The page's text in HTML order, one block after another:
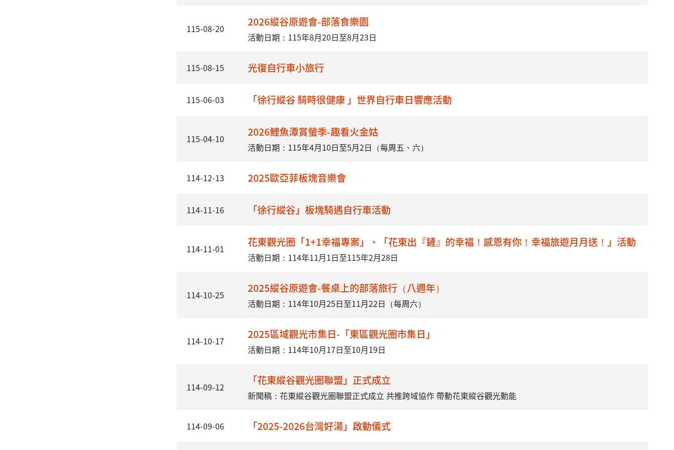
115-08-20 2026縱谷原遊會-部落食樂園
活動日期：115年8月20日至8月23日
115-08-15 光復自行車小旅行
115-06-03 「徐行縱谷 騎時很健康 」世界自行車日響應活動
115-04-10 2026鯉魚潭賞螢季-趣看火金姑
活動日期：115年4月10日至5月2日（每周五、六）
114-12-13 2025歐亞菲板塊音樂會
114-11-16 「徐行縱谷」板塊騎遇自行車活動
114-11-01 花東觀光圈「1+1幸福專案」、「花東出『鏟』的幸福！感恩有你！幸福旅遊月月送！」活動
活動日期：114年11月1日至115年2月28日
114-10-25 2025縱谷原遊會-餐桌上的部落旅行（八週年）
活動日期：114年10月25日至11月22日（每周六）
114-10-17 2025區域觀光市集日-「東區觀光圈市集日」
活動日期：114年10月17日至10月19日
114-09-12 「花東縱谷觀光圈聯盟」正式成立
新聞稿：花東縱谷觀光圈聯盟正式成立 共推跨域協作 帶動花東縱谷觀光動能
114-09-06 「2025-2026台灣好湯」啟動儀式